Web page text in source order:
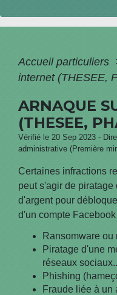
Accueil particuliers
internet (THESEE,
ARNAQUE
(THESEE,
Vérifié le 20 Sep 2023 -
administrative (Première
Certaines infractions
peut s'agir de
d'argent pour
d'un compte
Ransomware ou
Piratage d'une
réseaux
Phishing
Fraude liée à un